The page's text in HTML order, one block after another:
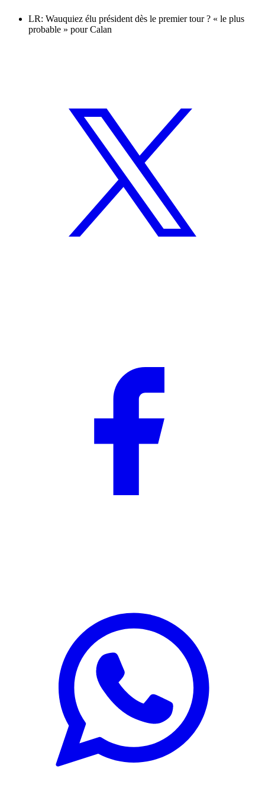
LR: Wauquiez élu président dès le premier tour ? « le plus
probable » pour Calan